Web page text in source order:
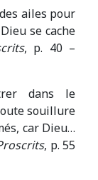
ailes pour
se cache
, p. 40 –
dans le
souillure
car Dieu…
, p. 55